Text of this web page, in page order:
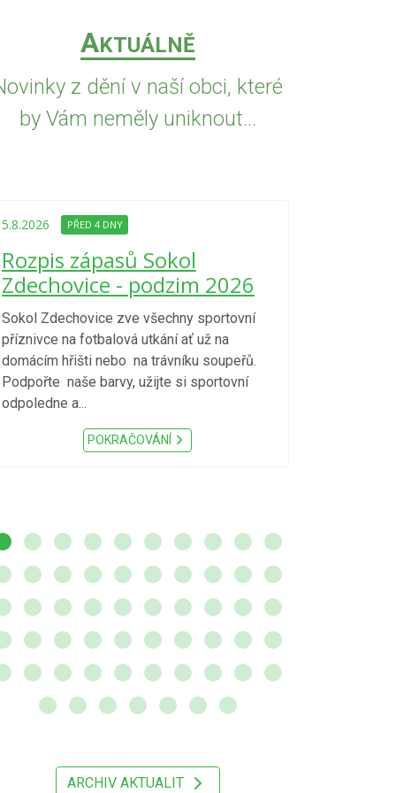
AKTUÁLNĚ
z dění v naší obci, které
by Vám neměly uniknout...
5.8.2026 PŘED 4 DNY
Rozpis zápasů Sokol
Zdechovice - podzim 2026
Sokol Zdechovice zve všechny sportovní
příznivce na fotbalová utkání ať už na
domácím hřišti nebo na trávníku soupeřů.
Podpořte naše barvy, užijte si sportovní
odpoledne a...
POKRAČOVÁNÍ
ARCHIV AKTUALIT